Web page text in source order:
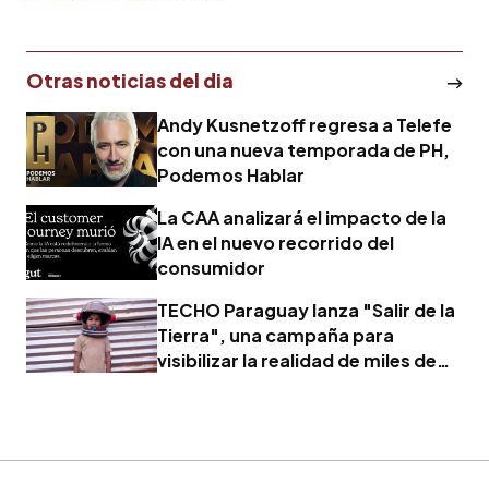
Otras noticias del dia
Andy Kusnetzoff regresa a Telefe
con una nueva temporada de PH,
Podemos Hablar
La CAA analizará el impacto de la
IA en el nuevo recorrido del
consumidor
TECHO Paraguay lanza "Salir de la
Tierra", una campaña para
visibilizar la realidad de miles de